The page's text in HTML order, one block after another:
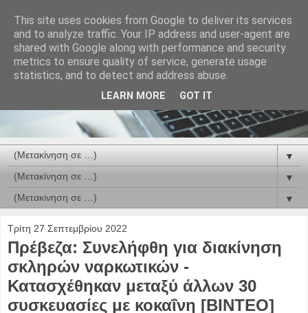
▼
▼
▼
Τρίτη 27 Σεπτεμβρίου 2022
Πρέβεζα: Συνελήφθη για διακίνηση
σκληρών ναρκωτικών -
Κατασχέθηκαν μεταξύ άλλων 30
συσκευασίες με κοκαΐνη [ΒΙΝΤΕΟ]
This site uses cookies from Google to deliver its services
and to analyze traffic. Your IP address and user-agent are
shared with Google along with performance and security
metrics to ensure quality of service, generate usage
statistics, and to detect and address abuse.
LEARN MORE GOT IT